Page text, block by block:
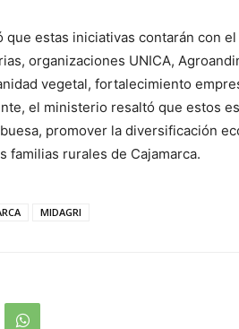
que estas iniciativas contarán con
organizaciones UNICA,
vegetal, fortalecimiento
el ministerio resaltó que estos
promover la diversificación
familias rurales de Cajamarca.
MIDAGRI